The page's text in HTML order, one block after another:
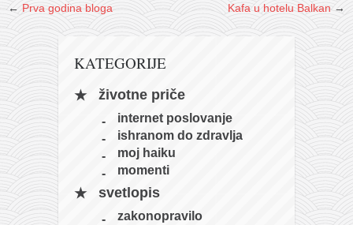
← Prva godina bloga Kafa u hotelu Balkan→
KATEGORIJE
životne priče
internet poslovanje
ishranom do zdravlja
moj haiku
momenti
svetlopis
zakonopravilo